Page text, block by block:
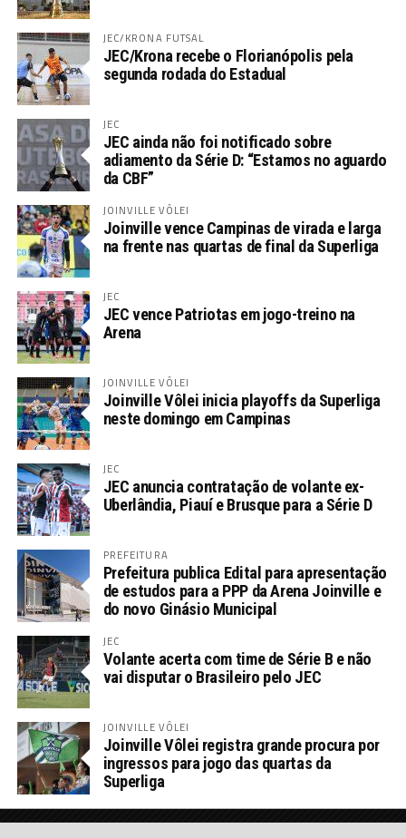
JEC/KRONA FUTSAL
JEC/Krona recebe o Florianópolis pela
segunda rodada do Estadual
JEC
JEC ainda não foi notificado sobre
adiamento da Série D: “Estamos no aguardo
da CBF”
JOINVILLE VÔLEI
Joinville vence Campinas de virada e larga
na frente nas quartas de final da Superliga
JEC
JEC vence Patriotas em jogo-treino na
Arena
JOINVILLE VÔLEI
Joinville Vôlei inicia playoffs da Superliga
neste domingo em Campinas
JEC
JEC anuncia contratação de volante ex-
Uberlândia, Piauí e Brusque para a Série D
PREFEITURA
Prefeitura publica Edital para apresentação
de estudos para a PPP da Arena Joinville e
do novo Ginásio Municipal
JEC
Volante acerta com time de Série B e não
vai disputar o Brasileiro pelo JEC
JOINVILLE VÔLEI
Joinville Vôlei registra grande procura por
ingressos para jogo das quartas da
Superliga